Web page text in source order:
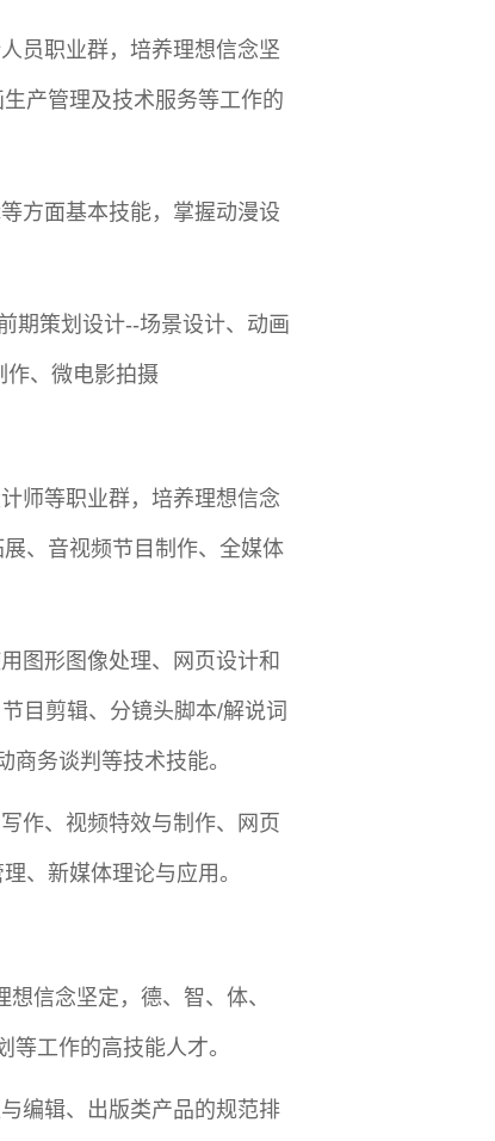
员职业群，培养理想信念坚
产管理及技术服务等工作的
方面基本技能，掌握动漫设
期策划设计--场景设计、动画
作、微电影拍摄
师等职业群，培养理想信念
、音视频节目制作、全媒体
图形图像处理、网页设计和
目剪辑、分镜头脚本/解说词
务谈判等技术技能。
作、视频特效与制作、网页
、新媒体理论与应用。
信念坚定，德、智、体、
工作的高技能人才。
编辑、出版类产品的规范排